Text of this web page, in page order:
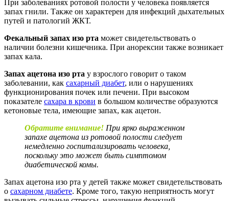
При заболеваниях ротовой полости у человека появляется
запах гнили. Также он характерен для инфекций дыхательных
путей и патологий ЖКТ.
Фекальный запах изо рта может свидетельствовать о
наличии болезни кишечника. При анорексии также возникает
запах кала.
Запах ацетона изо рта у взрослого говорит о таком
заболевании, как сахарный диабет, или о нарушениях
функционирования почек или печени. При высоком
показателе сахара в крови в большом количестве образуются
кетоновые тела, имеющие запах, как ацетон.
Обратите внимание! При ярко выраженном
запахе ацетона из ротовой полости следует
немедленно госпитализировать человека,
поскольку это может быть симптомом
диабетической комы.
Запах ацетона изо рта у детей также может свидетельствовать
о сахарном диабете. Кроме того, такую неприятность могут